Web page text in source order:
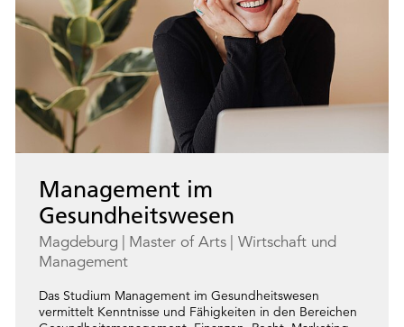
Management im
Gesundheitswesen
Magdeburg Master of Arts
Wirtschaft und
Management
Das Studium Management im Gesundheitswesen
vermittelt Kenntnisse und Fähigkeiten in den Bereichen